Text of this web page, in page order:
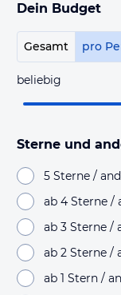
Dein Budget
Gesamt pro
beliebig
Sterne und
5 Sterne /
ab 4 Sterne /
ab 3 Sterne /
ab 2 Sterne /
ab 1 Stern /